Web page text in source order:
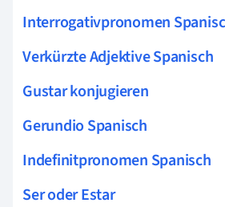
Interrogativpronomen
Verkürzte Adjektive Spanisch
Gustar konjugieren
Gerundio Spanisch
Indefinitpronomen Spanisch
Ser oder Estar